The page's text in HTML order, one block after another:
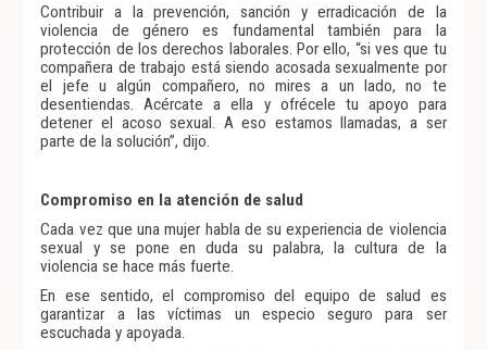
Contribuir a la prevención, sanción y erradicación de la
violencia de género es fundamental también para la
protección de los derechos laborales. Por ello, “si ves que tu
compañera de trabajo está siendo acosada sexualmente por
el jefe u algún compañero, no mires a un lado, no te
desentiendas. Acércate a ella y ofrécele tu apoyo para
detener el acoso sexual. A eso estamos llamadas, a ser
parte de la solución”, dijo.
Compromiso en la atención de salud
Cada vez que una mujer habla de su experiencia de violencia
sexual y se pone en duda su palabra, la cultura de la
violencia se hace más fuerte.
En ese sentido, el compromiso del equipo de salud es
garantizar a las víctimas un especio seguro para ser
escuchada y apoyada.